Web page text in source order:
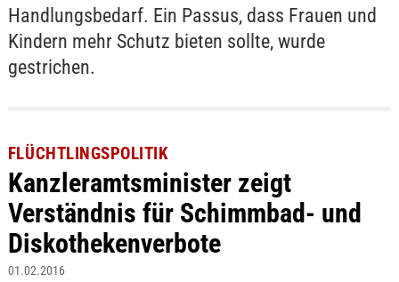
Handlungsbedarf. Ein Passus, dass Frauen und
Kindern mehr Schutz bieten sollte, wurde
gestrichen.
FLÜCHTLINGSPOLITIK
Kanzleramtsminister zeigt
Verständnis für Schimmbad- und
Diskothekenverbote
01.02.2016